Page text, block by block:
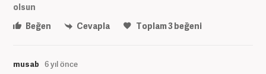
olsun
Beğen
Cevapla Toplam3beğeni
musab 6 yıl önce